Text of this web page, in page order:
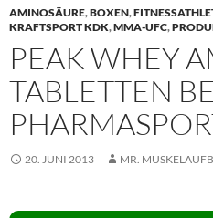
AMINOSÄURE,BOXEN,
KRAFTSPORT KDK,MMA-UFC,
PEAK WHEY
TABLETTEN
20. JUNI 2013 MR.